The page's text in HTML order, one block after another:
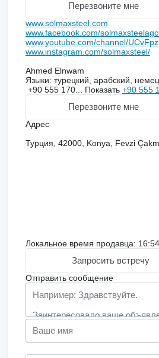
Перезвоните мне
www.solmaxsteel.com
www.facebook.com/
www.youtube.com/channel/
www.instagram.com/solmaxsteel/
Ahmed Elnwam
Языки: турецкий, арабский,
+90 555 170... Показать +90 555
Перезвоните мне
Адрес
Турция, 42000, Konya, Fevzi
Локальное время продавца:
Запросить встречу
Отправить сообщение